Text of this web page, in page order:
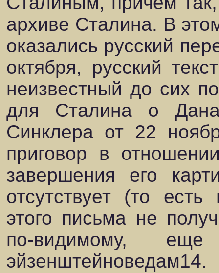
архиве Сталина. В
оказались русский
октября, русский
неизвестный до сих
для Сталина о
Синклера от 22
приговор в
завершения его
отсутствует (то
этого письма не
по-видимому, еще
эйзенштейноведам14.